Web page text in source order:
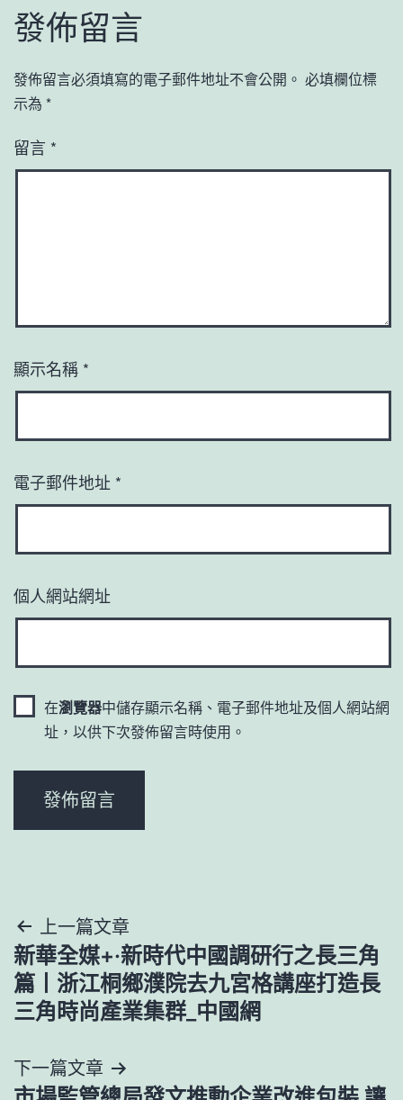
發佈留言
發佈留言必須填寫的電子郵件地址不會公開。 必填欄位標
示為 *
留言 *
顯示名稱 *
電子郵件地址 *
個人網站網址
在瀏覽器中儲存顯示名稱、電子郵件地址及個人網站網
址，以供下次發佈留言時使用。
文
章
導
覽
上一篇文章
新華全媒+·新時代中國調研行之長三角
篇丨浙江桐鄉濮院去九宮格講座打造長
三角時尚產業集群_中國網
下一篇文章